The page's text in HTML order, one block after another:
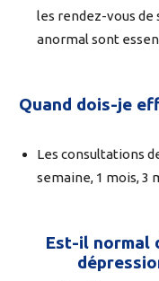
les rendez-vous
anormal sont
Quand dois-je
Les consultations
semaine, 1 mois, 3
Est-il normal